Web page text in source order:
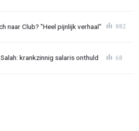
naar Club? "Heel pijnlijk verhaal" 882
krankzinnig salaris onthuld 68